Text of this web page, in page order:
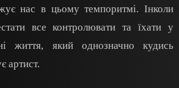
нас в цьому темпоритмі. Інколи
все контролювати та їхати у
життя, який однозначно кудись
артист.